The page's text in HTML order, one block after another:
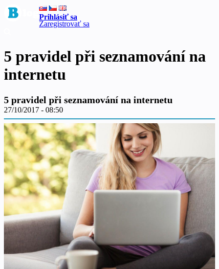
Prihlásiť sa
Zaregistrovať sa
5 pravidel při seznamování na
internetu
5 pravidel při seznamování na internetu
27/10/2017 - 08:50